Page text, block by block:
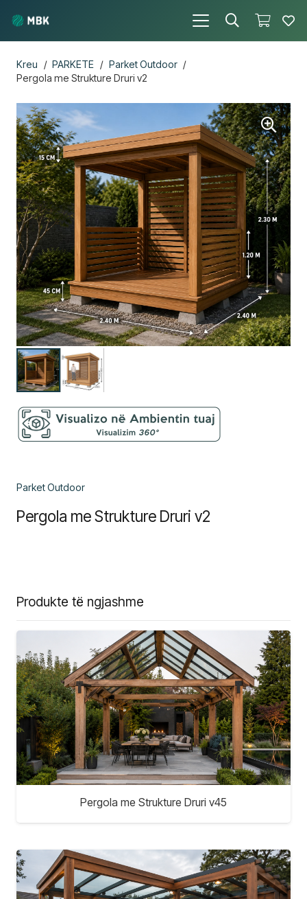
Kreu / PARKETE / Parket Outdoor /
Pergola me Strukture Druri v2
Parket Outdoor
Pergola me Strukture Druri v2
Produkte të ngjashme
Pergola me Strukture Druri v45